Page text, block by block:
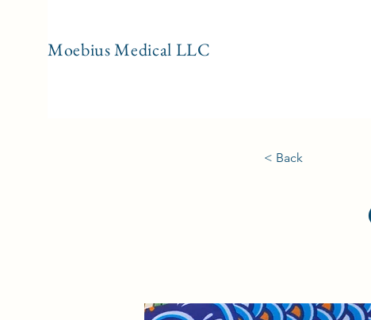
Moebius Medical LLC
< Back